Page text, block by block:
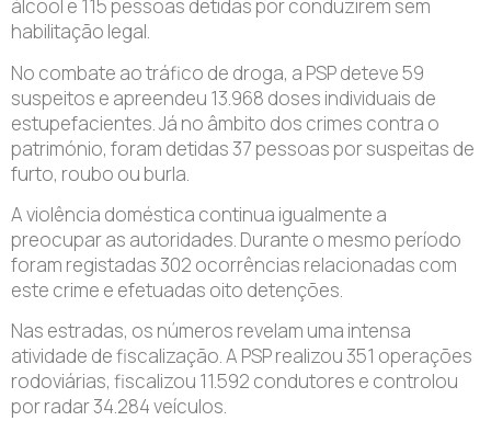
álcool e 115 pessoas detidas por conduzirem sem
habilitação legal.
No combate ao tráfico de droga, a PSP deteve 59
suspeitos e apreendeu 13.968 doses individuais de
estupefacientes. Já no âmbito dos crimes contra o
património, foram detidas 37 pessoas por suspeitas de
furto, roubo ou burla.
A violência doméstica continua igualmente a
preocupar as autoridades. Durante o mesmo período
foram registadas 302 ocorrências relacionadas com
este crime e efetuadas oito detenções.
Nas estradas, os números revelam uma intensa
atividade de fiscalização. A PSP realizou 351 operações
rodoviárias, fiscalizou 11.592 condutores e controlou
por radar 34.284 veículos.